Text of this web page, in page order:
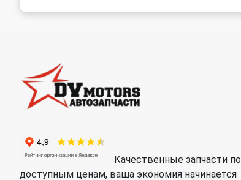
Качественные запчасти по
доступным ценам, ваша экономия начинается